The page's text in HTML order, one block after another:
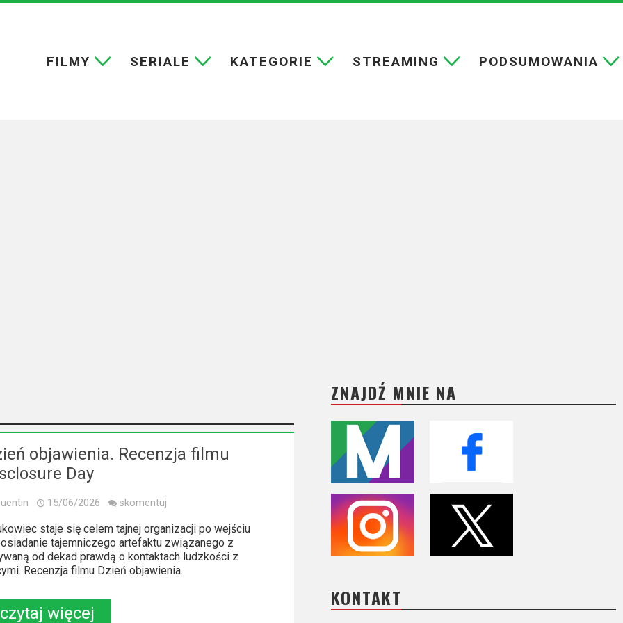
FILMY SERIALE KATEGORIE STREAMING PODSUMOWANIA
objawienia. Recenzja filmu
Day
15/06/2026 skomentuj
staje się celem tajnej organizacji po wejściu
tajemniczego artefaktu związanego z
od dekad prawdą o kontaktach ludzkości z
Recenzja filmu Dzień objawienia.
czytaj więcej
ZNAJDŹ MNIE NA
KONTAKT